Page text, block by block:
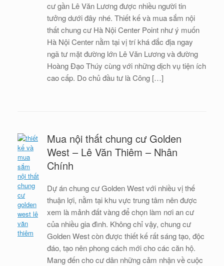
cư gần Lê Văn Lương được nhiều người tin
tưởng dưới đây nhé. Thiết kế và mua sắm nội
thất chung cư Hà Nội Center Point như ý muốn
Hà Nội Center nằm tại vị trí khá đắc địa ngay
ngã tư mặt đường lớn Lê Văn Lương và đường
Hoàng Đạo Thúy cùng với những dịch vụ tiện ích
cao cấp. Do chủ đầu tư là Công […]
Mua nội thất chung cư Golden
West – Lê Văn Thiêm – Nhân
Chính
Dự án chung cư Golden West với nhiều vị thế
thuận lợi, nằm tại khu vực trung tâm nên được
xem là mảnh đất vàng để chọn làm nơi an cư
của nhiều gia đình. Không chỉ vậy, chung cư
Golden West còn được thiết kế rất sáng tạo, độc
đáo, tạo nên phong cách mới cho các căn hộ.
Mang đến cho cư dân những cảm nhận về cuộc